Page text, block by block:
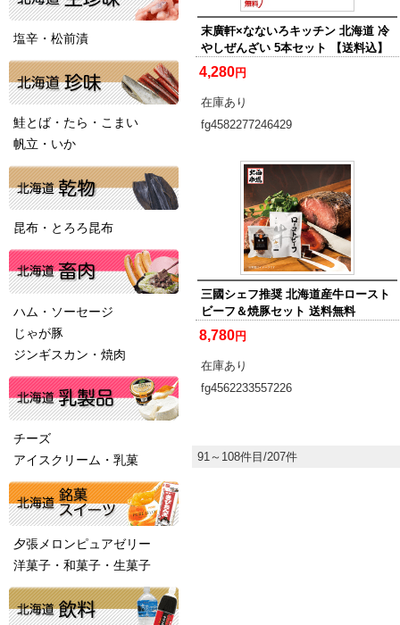
末廣軒×なないろキッチン 北海道 冷
やしぜんざい 5本セット 【送料込】
4,280円
在庫あり
fg4582277246429
三國シェフ推奨 北海道産牛ロースト
ビーフ＆焼豚セット 送料無料
8,780円
在庫あり
fg4562233557226
91～108件目/207件
塩辛・松前漬
鮭とば・たら・こまい
帆立・いか
昆布・とろろ昆布
ハム・ソーセージ
じゃが豚
ジンギスカン・焼肉
チーズ
アイスクリーム・乳菓
夕張メロンピュアゼリー
洋菓子・和菓子・生菓子